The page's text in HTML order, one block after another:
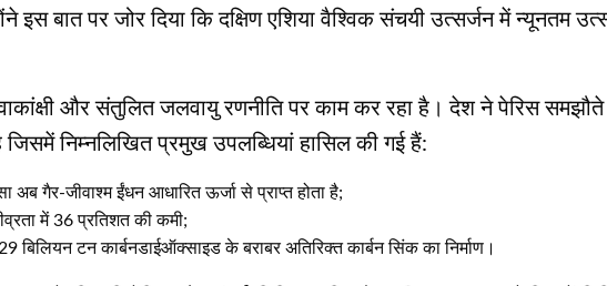
इस बात पर जोर दिया कि दक्षिण एशिया वैश्विक संचयी उत्सर्जन में न्यूनतम
और संतुलित जलवायु रणनीति पर काम कर रहा है। देश ने पेरिस समझौते
जिसमें निम्नलिखित प्रमुख उपलब्धियां हासिल की गई हैं:
अब गैर-जीवाश्म ईंधन आधारित ऊर्जा से प्राप्त होता है;
में 36 प्रतिशत की कमी;
बिलियन टन कार्बनडाईऑक्साइड के बराबर अतिरिक्त कार्बन सिंक का निर्माण।